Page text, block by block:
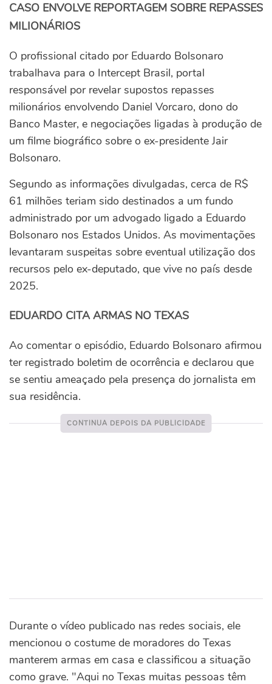
CASO ENVOLVE REPORTAGEM SOBRE REPASSES
MILIONÁRIOS
O profissional citado por Eduardo Bolsonaro
trabalhava para o Intercept Brasil, portal
responsável por revelar supostos repasses
milionários envolvendo Daniel Vorcaro, dono do
Banco Master, e negociações ligadas à produção de
um filme biográfico sobre o ex-presidente Jair
Bolsonaro.
Segundo as informações divulgadas, cerca de R$
61 milhões teriam sido destinados a um fundo
administrado por um advogado ligado a Eduardo
Bolsonaro nos Estados Unidos. As movimentações
levantaram suspeitas sobre eventual utilização dos
recursos pelo ex-deputado, que vive no país desde
2025.
EDUARDO CITA ARMAS NO TEXAS
Ao comentar o episódio, Eduardo Bolsonaro afirmou
ter registrado boletim de ocorrência e declarou que
se sentiu ameaçado pela presença do jornalista em
sua residência.
Durante o vídeo publicado nas redes sociais, ele
mencionou o costume de moradores do Texas
manterem armas em casa e classificou a situação
como grave. "Aqui no Texas muitas pessoas têm